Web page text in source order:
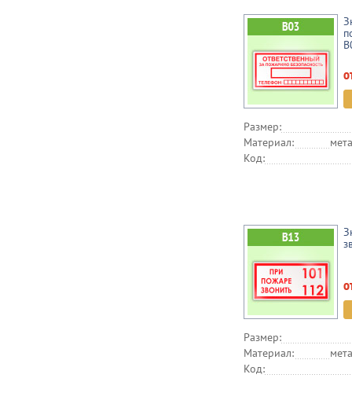
Размер:
Материал:
Код:
Размер:
Материал:
Код: